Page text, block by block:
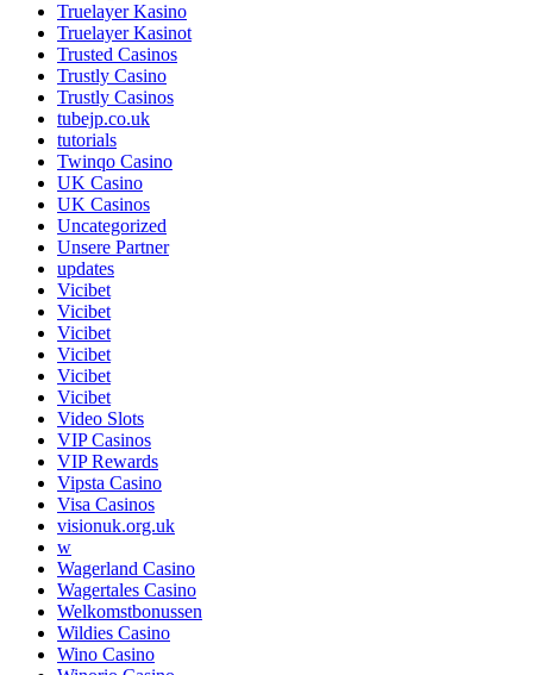
Truelayer Kasino
Truelayer Kasinot
Trusted Casinos
Trustly Casino
Trustly Casinos
tubejp.co.uk
tutorials
Twinqo Casino
UK Casino
UK Casinos
Uncategorized
Unsere Partner
updates
Vicibet
Vicibet
Vicibet
Vicibet
Vicibet
Vicibet
Video Slots
VIP Casinos
VIP Rewards
Vipsta Casino
Visa Casinos
visionuk.org.uk
w
Wagerland Casino
Wagertales Casino
Welkomstbonussen
Wildies Casino
Wino Casino